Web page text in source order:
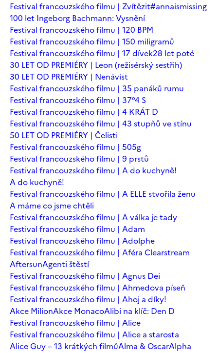
Festival francouzského filmu | Zvítězit#annaismissing
100 let Ingeborg Bachmann: Vysnění
Festival francouzského filmu | 120 BPM
Festival francouzského filmu | 150 miligramů
Festival francouzského filmu | 17 dívek28 let poté
30 LET OD PREMIÉRY | Leon (režisérský sestřih)
30 LET OD PREMIÉRY | Nenávist
Festival francouzského filmu | 35 panáků rumu
Festival francouzského filmu | 37°4 S
Festival francouzského filmu | 4 KRÁT D
Festival francouzského filmu | 43 stupňů ve stínu
50 LET OD PREMIÉRY | Čelisti
Festival francouzského filmu | 505g
Festival francouzského filmu | 9 prstů
Festival francouzského filmu | A do kuchyně!
A do kuchyně!
Festival francouzského filmu | A ELLE stvořila ženu
A máme co jsme chtěli
Festival francouzského filmu | A válka je tady
Festival francouzského filmu | Adam
Festival francouzského filmu | Adolphe
Festival francouzského filmu | Aféra Clearstream
AftersunAgenti štěstí
Festival francouzského filmu | Agnus Dei
Festival francouzského filmu | Ahmedova píseň
Festival francouzského filmu | Ahoj a díky!
Akce MilionAkce MonacoAlibi na klíč: Den D
Festival francouzského filmu | Alice
Festival francouzského filmu | Alice a starosta
Alice Guy – 13 krátkých filmůAlma & OscarAlpha